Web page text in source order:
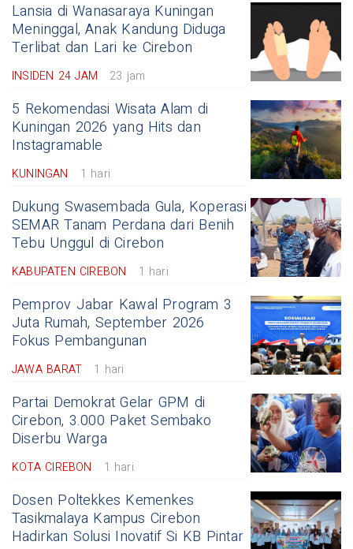
Lansia di Wanasaraya Kuningan
Meninggal, Anak Kandung Diduga
Terlibat dan Lari ke Cirebon
INSIDEN 24 JAM 23 jam
5 Rekomendasi Wisata Alam di
Kuningan 2026 yang Hits dan
Instagramable
KUNINGAN 1 hari
Dukung Swasembada Gula, Koperasi
SEMAR Tanam Perdana dari Benih
Tebu Unggul di Cirebon
KABUPATEN CIREBON 1 hari
Pemprov Jabar Kawal Program 3
Juta Rumah, September 2026
Fokus Pembangunan
JAWA BARAT 1 hari
Partai Demokrat Gelar GPM di
Cirebon, 3.000 Paket Sembako
Diserbu Warga
KOTA CIREBON 1 hari
Dosen Poltekkes Kemenkes
Tasikmalaya Kampus Cirebon
Hadirkan Solusi Inovatif Si KB Pintar